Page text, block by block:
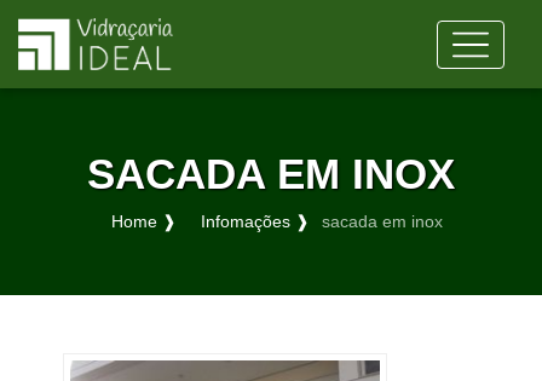
SACADA EM INOX
Home ❱ Infomações ❱ sacada em inox